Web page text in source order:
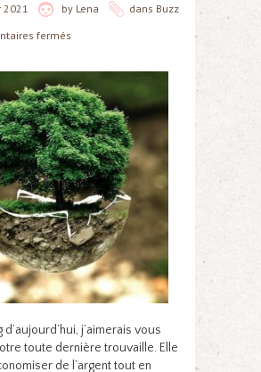
2021 by Lena dans Buzz
fermés
d’aujourd’hui, j’aimerais vous
toute dernière trouvaille. Elle
de l’argent tout en